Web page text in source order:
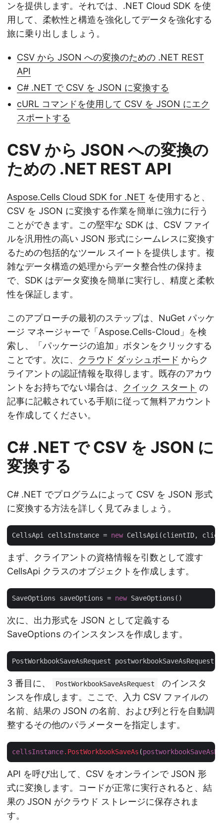
ンを提供します。それでは、.NET Cloud SDK を使
用して、柔軟性と構造を強化してデータを強化する
旅に乗り出しましょう。
CSV から JSON への変換のための .NET REST
API
C# .NET で CSV を JSON に変換する
cURL コマンドを使用して CSV を JSON にエク
スポートする
CSV から JSON への変換の
ための .NET REST API
Aspose.Cells Cloud SDK for .NET を使用すると、
CSV を JSON に変換する作業を簡単に強力に行う
ことができます。この堅牢な SDK は、CSV ファイ
ルを汎用性の高い JSON 形式にシームレスに変換す
るための包括的なツール スイートを提供します。複
雑なデータ構造の処理からデータ整合性の保持ま
で、SDK はデータ変換を簡単に実行し、精度と柔軟
性を保証します。
このアプローチの最初のステップは、NuGet パッケ
ージ マネージャーで「Aspose.Cells-Cloud」を検
索し、「パッケージの追加」ボタンをクリックする
ことです。次に、 クラウド ダッシュボード からク
ライアントの認証情報を取得します。既存のアカウ
ントをお持ちでない場合は、 クイック スタート の
記事に記載されている手順に従って無料アカウント
を作成してください。
C# .NET で CSV を JSON に
変換する
C# .NET でプログラムによって CSV を JSON 形式
に変換する方法を詳しく見てみましょう。
CellsApi cellsInstance = new
まず、クライアントの資格情報を引数として渡す
CellsApi クラスのオブジェクトを作成します。
SaveOptions saveOptions = new
次に、出力形式を JSON として定義する
SaveOptions のインスタンスを作成します。
PostWorkbookSaveAsRequest postworkbookSaveAsRequest
3 番目に、 PostWorkbookSaveAsRequest
のインスタ
ンスを作成します。ここで、入力 CSV ファイルの
名前、結果の JSON の名前、および列と行を自動調
整するその他のパラメーターを指定します。
cellsInstance.PostWorkbookSaveAs (
API を呼び出して、CSV をオンラインで JSON 形
式に変換します。コードが正常に実行されると、結
果の JSON がクラウド ストレージに保存されま
す。